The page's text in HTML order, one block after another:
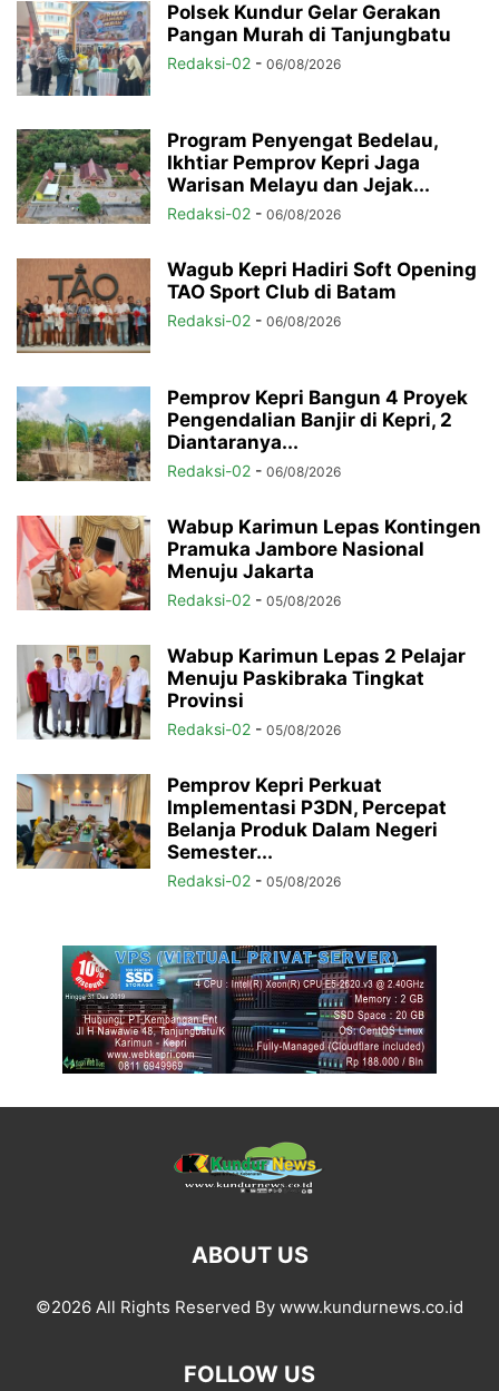
Polsek Kundur Gelar Gerakan
Pangan Murah di Tanjungbatu
Redaksi-02 - 06/08/2026
Program Penyengat Bedelau,
Ikhtiar Pemprov Kepri Jaga
Warisan Melayu dan Jejak...
Redaksi-02 - 06/08/2026
Wagub Kepri Hadiri Soft Opening
TAO Sport Club di Batam
Redaksi-02 - 06/08/2026
Pemprov Kepri Bangun 4 Proyek
Pengendalian Banjir di Kepri, 2
Diantaranya...
Redaksi-02 - 06/08/2026
Wabup Karimun Lepas Kontingen
Pramuka Jambore Nasional
Menuju Jakarta
Redaksi-02 - 05/08/2026
Wabup Karimun Lepas 2 Pelajar
Menuju Paskibraka Tingkat
Provinsi
Redaksi-02 - 05/08/2026
Pemprov Kepri Perkuat
Implementasi P3DN, Percepat
Belanja Produk Dalam Negeri
Semester...
Redaksi-02 - 05/08/2026
ABOUT US
©2026 All Rights Reserved By www.kundurnews.co.id
FOLLOW US